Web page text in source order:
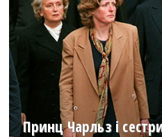
Принц Чарльз і